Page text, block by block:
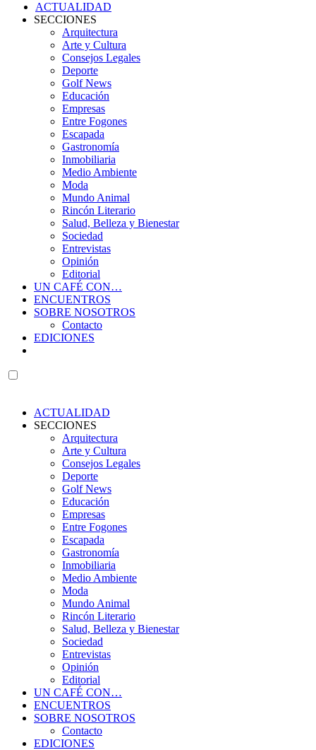
ACTUALIDAD
SECCIONES
Arquitectura
Arte y Cultura
Consejos Legales
Deporte
Golf News
Educación
Empresas
Entre Fogones
Escapada
Gastronomía
Inmobiliaria
Medio Ambiente
Moda
Mundo Animal
Rincón Literario
Salud, Belleza y Bienestar
Sociedad
Entrevistas
Opinión
Editorial
UN CAFÉ CON…
ENCUENTROS
SOBRE NOSOTROS
Contacto
EDICIONES
ACTUALIDAD
SECCIONES
Arquitectura
Arte y Cultura
Consejos Legales
Deporte
Golf News
Educación
Empresas
Entre Fogones
Escapada
Gastronomía
Inmobiliaria
Medio Ambiente
Moda
Mundo Animal
Rincón Literario
Salud, Belleza y Bienestar
Sociedad
Entrevistas
Opinión
Editorial
UN CAFÉ CON…
ENCUENTROS
SOBRE NOSOTROS
Contacto
EDICIONES